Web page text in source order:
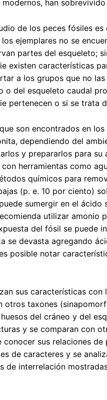
modernos, han
de los peces fósiles
los ejemplares no se
partes del esqueleto;
existen características
a los grupos que no
o del esqueleto caudal
pertenecen o si se trata
son encontrados en
dependiendo del
y prepararlos para su
herramientas como
químicos para
(p. e. 10 por ciento)
sumergir en el ácido
utilizar amonio
del fósil se puede
devasta agregando
posible notar
sus características
taxones
del cráneo y del
y se comparan con
sus relaciones
de caracteres y se
de interrelación